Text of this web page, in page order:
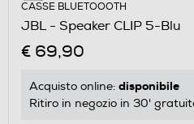
CASSE BLUETOOOTH
JBL - Speaker CLIP 5-Blu
€ 69,90
Acquisto online: disponibile
Ritiro in negozio in 30'